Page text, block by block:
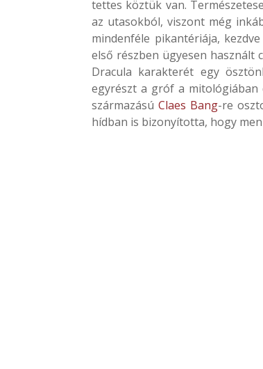
tettes köztük van.
az utasokból, viszont még
mindenféle pikantériája,
első részben ügyesen
Dracula karakterét egy
egyrészt a gróf a
származásúClaes Bang-re
hídban is bizonyította, hogy